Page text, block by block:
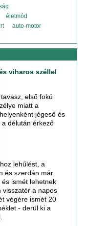
életmód
auto-motor
viharos széllel
első fokú
miatt a
jégeső és
délután érkező
lehűlést, a
és szerdán már
ismét lehetnek
visszatér a napos
végére ismét 20
- derül ki a